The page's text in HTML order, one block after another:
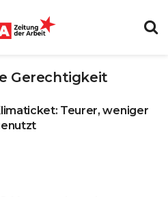
Gerechtigkeit
Teurer, weniger